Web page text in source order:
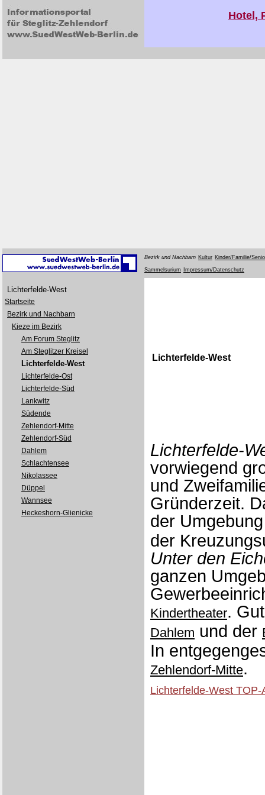
Hotel,
Bezirk und Nachbarn Kultur Kinder/Familie/
Sammelsurium Impressum/Datenschutz
Lichterfelde-West
Startseite
Bezirk und Nachbarn
Kieze im Bezirk
Am Forum Steglitz
Am Steglitzer Kreisel
Lichterfelde-West
Lichterfelde-Ost
Lichterfelde-Süd
Lankwitz
Südende
Zehlendorf-Mitte
Zehlendorf-Süd
Dahlem
Schlachtensee
Nikolassee
Düppel
Wannsee
Heckeshorn-Glienicke
Lichterfelde-West
Lichterfelde-
vorwiegend
und
Gründerzeit.
der
der
Unter den
ganzen
Kindertheater.
Dahlem und der
In
Zehlendorf-Mitte.
Lichterfelde-West TOP-